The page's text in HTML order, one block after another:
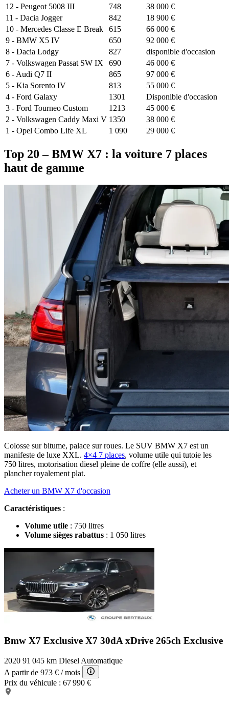
12 - Peugeot 5008 III
748
38 000 €
11 - Dacia Jogger
842
18 900 €
10 - Mercedes Classe E Break
615
66 000 €
9 - BMW X5 IV
650
92 000 €
8 - Dacia Lodgy
827
disponible d'occasion
7 - Volkswagen Passat SW IX
690
46 000 €
6 - Audi Q7 II
865
97 000 €
5 - Kia Sorento IV
813
55 000 €
4 - Ford Galaxy
1301
Disponible d'occasion
3 - Ford Tourneo Custom
1213
45 000 €
2 - Volkswagen Caddy Maxi V 1350
38 000 €
1 - Opel Combo Life XL
1 090 29 000 €
Top 20 – BMW X7 : la voiture 7 places
haut de gamme
Colosse sur bitume, palace sur roues. Le SUV BMW X7 est un
manifeste de luxe XXL. 4×4 7 places, volume utile qui tutoie les
750 litres, motorisation diesel pleine de coffre (elle aussi), et
plancher royalement plat.
Acheter un BMW X7 d'occasion
Caractéristiques :
Volume utile : 750 litres
Volume sièges rabattus : 1 050 litres
Bmw X7 Exclusive X7 30dA xDrive 265ch Exclusive
2020 91 045 km Diesel Automatique
A partir de 973 € / mois
Prix du véhicule : 67 990 €